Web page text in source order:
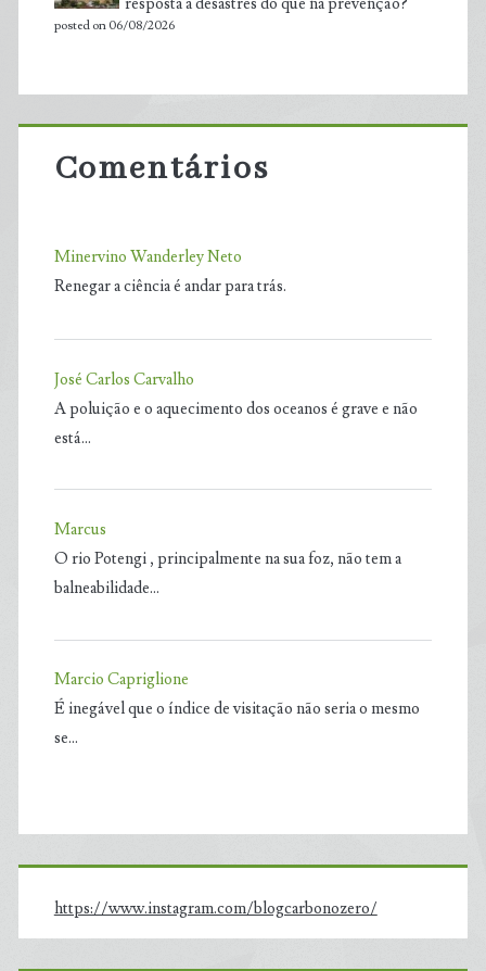
resposta a desastres do que na prevenção?
posted on 06/08/2026
Comentários
Minervino Wanderley Neto
Renegar a ciência é andar para trás.
José Carlos Carvalho
A poluição e o aquecimento dos oceanos é grave e não
está…
Marcus
O rio Potengi , principalmente na sua foz, não tem a
balneabilidade…
Marcio Capriglione
É inegável que o índice de visitação não seria o mesmo
se…
https://www.instagram.com/blogcarbonozero/